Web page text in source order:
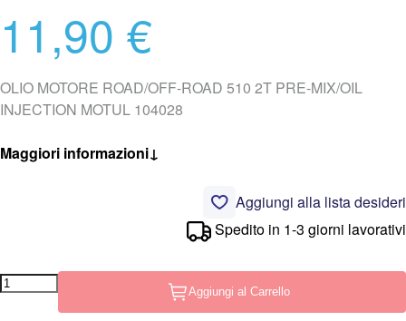
11,90 €
OLIO MOTORE ROAD/OFF-ROAD 510 2T PRE-MIX/OIL
INJECTION MOTUL 104028
Maggiori informazioni↓
Aggiungi alla lista desideri
Spedito in 1-3 giorni lavorativi
Aggiungi al Carrello